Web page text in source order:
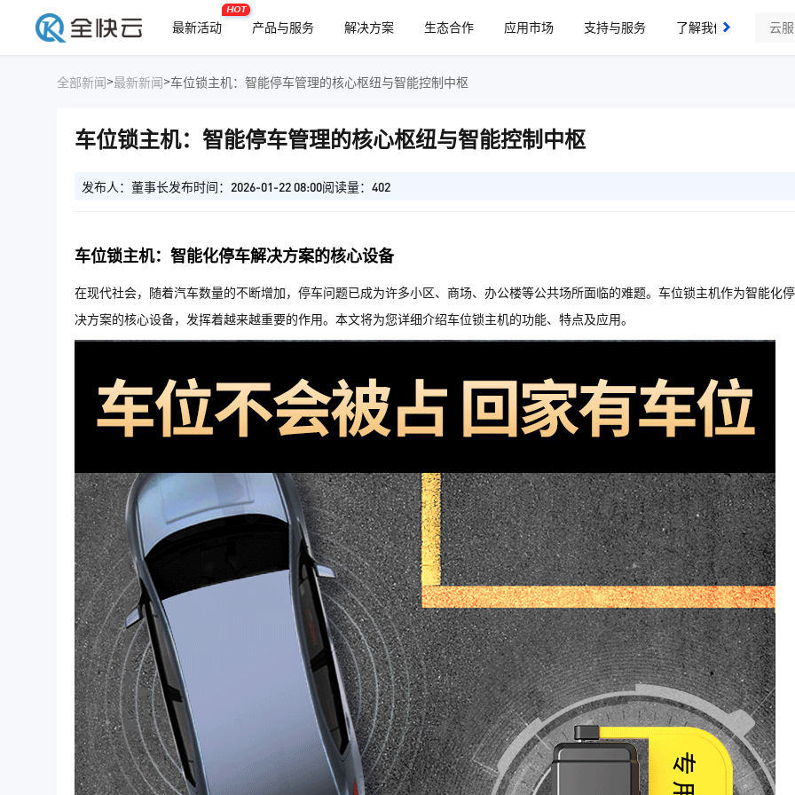
最新活动
HOT
产品与服务 解决方案 生态合作 应用市场 支持与服务
了解我们
全部新闻>最新新闻>车位锁主机：智能停车管理的核心枢纽与智能控制中枢
车位锁主机：智能停车管理的核心枢纽与智能控制中枢
发布人：董事长发布时间：2026-01-22 08:00阅读量：402
车位锁主机：智能化停车解决方案的核心设备
在现代社会，随着汽车数量的不断增加，停车问题已成为许多小区、商场、办公楼等公共场所面临的难题。车位锁主机作为智能化
决方案的核心设备，发挥着越来越重要的作用。本文将为您详细介绍车位锁主机的功能、特点及应用。